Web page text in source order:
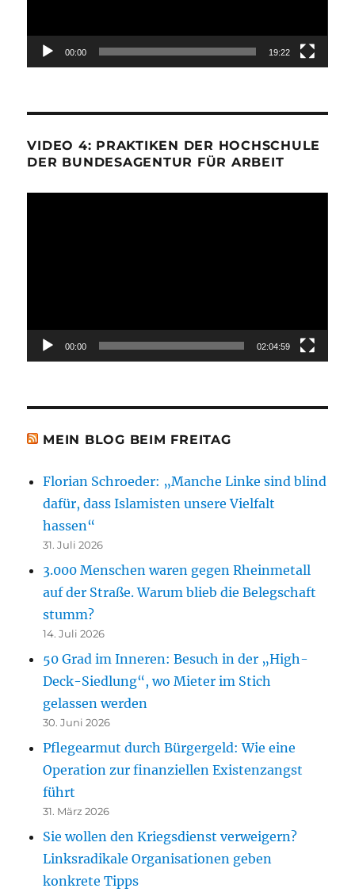
00:00 19:22
VIDEO 4: PRAKTIKEN DER HOCHSCHULE
DER BUNDESAGENTUR FÜR ARBEIT
00:00 02:04:59
MEIN BLOG BEIM FREITAG
Florian Schroeder: „Manche Linke sind blind
dafür, dass Islamisten unsere Vielfalt
hassen“
31. Juli 2026
3.000 Menschen waren gegen Rheinmetall
auf der Straße. Warum blieb die Belegschaft
stumm?
14. Juli 2026
50 Grad im Inneren: Besuch in der „High-
Deck-Siedlung“, wo Mieter im Stich
gelassen werden
30. Juni 2026
Pflegearmut durch Bürgergeld: Wie eine
Operation zur finanziellen Existenzangst
führt
31. März 2026
Sie wollen den Kriegsdienst verweigern?
Linksradikale Organisationen geben
konkrete Tipps